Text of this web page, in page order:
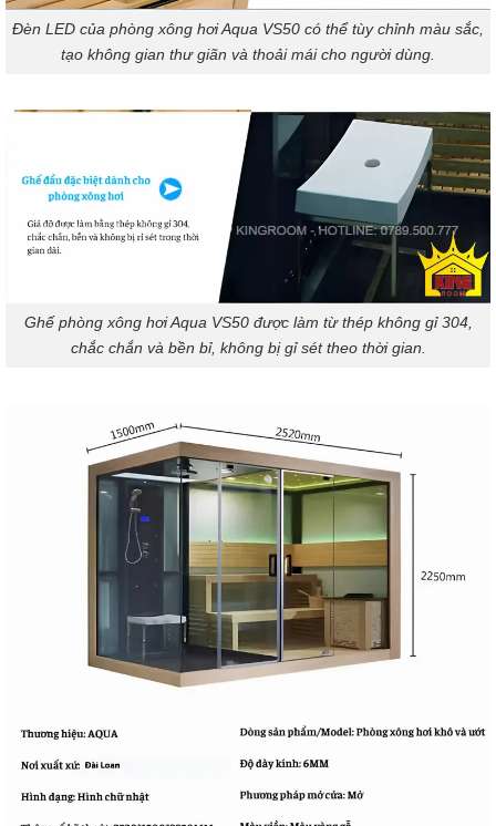
Đèn LED của phòng xông hơi Aqua VS50 có thể tùy chỉnh màu sắc,
tạo không gian thư giãn và thoải mái cho người dùng.
Ghế phòng xông hơi Aqua VS50 được làm từ thép không gỉ 304,
chắc chắn và bền bỉ, không bị gỉ sét theo thời gian.